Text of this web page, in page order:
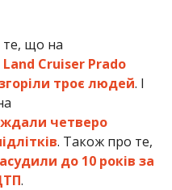
те, що на
Cruiser Prado
троє людей. І
четверо
. Також про те,
до 10 років за
.